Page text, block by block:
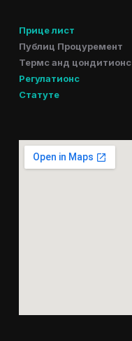
Прице лист
Публиц Процуремент
Термс анд цондитионс
Регулатионс
Статуте